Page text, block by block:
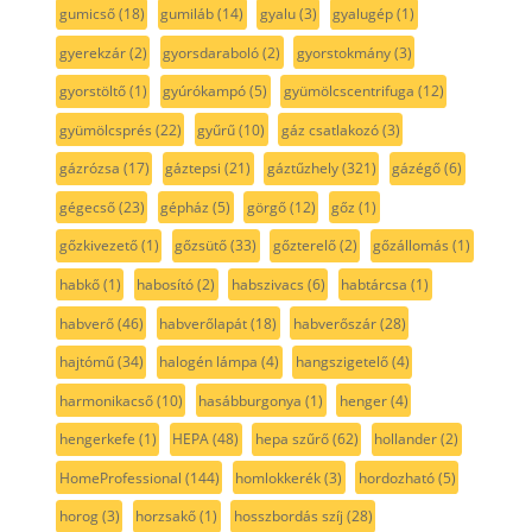
gumicső(18) gumiláb(14) gyalu(3) gyalugép(1)
gyerekzár(2) gyorsdaraboló(2) gyorstokmány(3)
gyorstöltő(1) gyúrókampó(5) gyümölcscentrifuga (12)
gyümölcsprés (22) gyűrű(10) gáz csatlakozó(3)
gázrózsa (17) gáztepsi (21) gáztűzhely(321) gázégő(6)
gégecső(23) gépház (5) görgő(12) gőz (1)
gőzkivezető(1) gőzsütő(33) gőzterelő(2) gőzállomás (1)
habkő(1) habosító(2) habszivacs (6) habtárcsa (1)
habverő(46) habverőlapát(18) habverőszár(28)
hajtómű(34) halogén lámpa (4) hangszigetelő(4)
harmonikacső(10) hasábburgonya (1) henger(4)
hengerkefe (1) HEPA(48) hepa szűrő(62) hollander(2)
HomeProfessional (144) homlokkerék(3) hordozható(5)
horog(3) horzsakő(1) hosszbordás szíj (28)